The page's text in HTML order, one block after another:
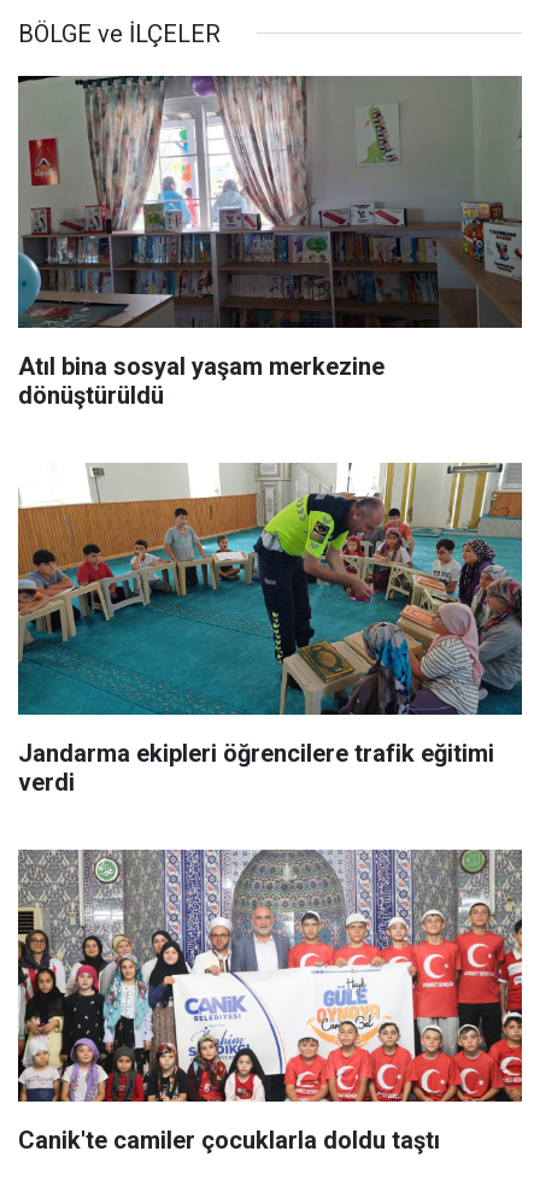
BÖLGE ve İLÇELER
Atıl bina sosyal yaşam merkezine
dönüştürüldü
Jandarma ekipleri öğrencilere trafik eğitimi
verdi
Canik'te camiler çocuklarla doldu taştı